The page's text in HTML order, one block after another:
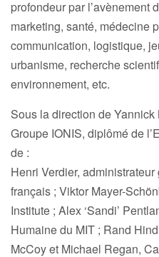
profondeur par l’avènement
marketing, santé, médecine
communication, logistique,
urbanisme, recherche
environnement, etc.
Sous la direction de
Groupe IONIS, diplômé de
de :
Henri Verdier,
français ; Viktor Mayer-
Institute ; Alex ‘Sandi’
Humaine du MIT ; Rand
McCoy et Michael Regan,